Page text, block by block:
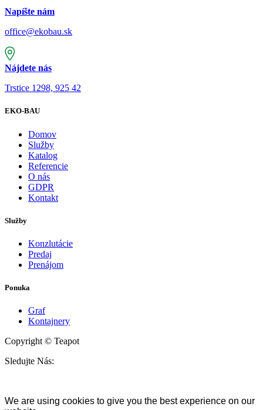
Napíšte nám
office@ekobau.sk
Nájdete nás
Trstice 1298, 925 42
EKO-BAU
Domov
Služby
Katalog
Referencie
O nás
GDPR
Kontakt
Služby
Konzlutácie
Predaj
Prenájom
Ponuka
Graf
Kontajnery
Copyright © Teapot
Sledujte Nás:
We are using cookies to give you the best experience on our